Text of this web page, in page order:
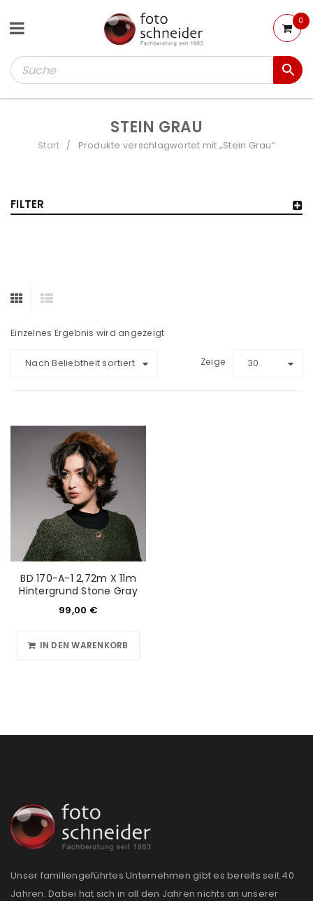
0
STEIN GRAU
Start / Produkte verschlagwortet mit „Stein Grau“
FILTER
Einzelnes Ergebnis wird angezeigt
Nach Beliebtheit sortiert Zeige 30
BD 170-A-1 2,72m X 11m
Hintergrund Stone Gray
99,00 €
IN DEN WARENKORB
Unser familiengeführtes Unternehmen gibt es bereits seit 40
Jahren. Dabei hat sich in all den Jahren nichts an unserer